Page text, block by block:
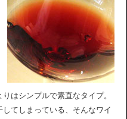
はシンプルで素直なタイプ。
てしまっている、そんなワイ